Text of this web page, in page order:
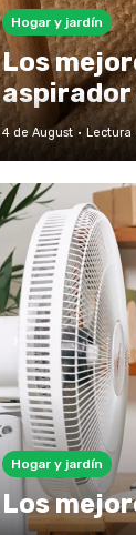
Hogar y jardín
Los
4 de August Lectura
Hogar y jardín
Los